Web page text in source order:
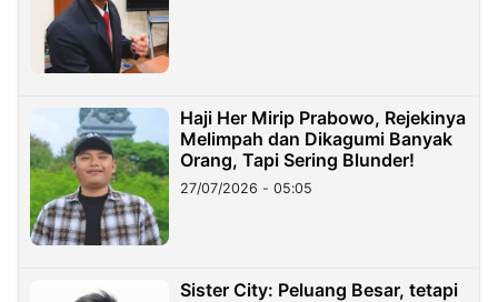
Haji Her Mirip Prabowo, Rejekinya
Melimpah dan Dikagumi Banyak
Orang, Tapi Sering Blunder!
27/07/2026 - 05:05
Sister City: Peluang Besar, tetapi